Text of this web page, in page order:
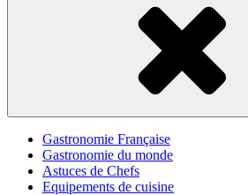
Gastronomie Française
Gastronomie du monde
Astuces de Chefs
Equipements de cuisine